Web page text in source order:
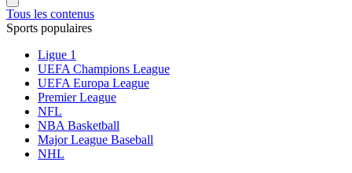
Tous les contenus
Sports populaires
Ligue 1
UEFA Champions League
UEFA Europa League
Premier League
NFL
NBA Basketball
Major League Baseball
NHL